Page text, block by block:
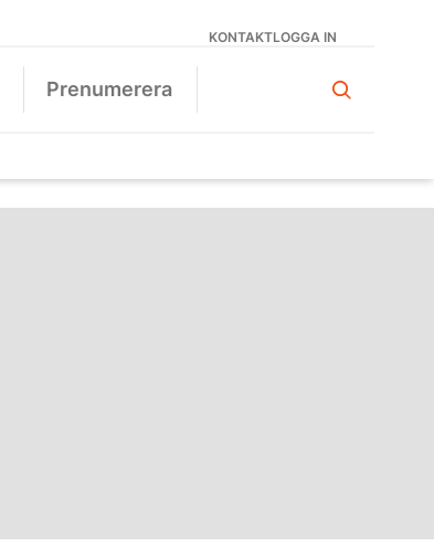
KONTAKTLOGGA IN
Prenumerera